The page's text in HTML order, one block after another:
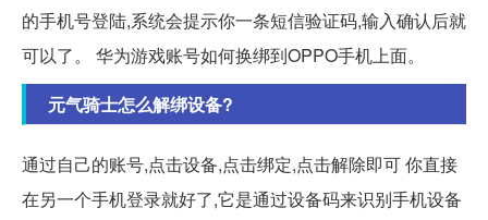
的手机号登陆,系统会提示你一条短信验证码,输入确认后就
可以了。 华为游戏账号如何换绑到OPPO手机上面。
元气骑士怎么解绑设备?
通过自己的账号,点击设备,点击绑定,点击解除即可 你直接
在另一个手机登录就好了,它是通过设备码来识别手机设备